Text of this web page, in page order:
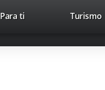
Para ti Turismo